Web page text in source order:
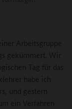
Arbeitsgruppe
gekümmert. Wir
Tag für das
habe ich
und gestern
ein Verfahren